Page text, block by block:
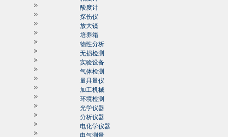
酸度计
探伤仪
放大镜
培养箱
物性分析
无损检测
实验设备
气体检测
量具量仪
加工机械
环境检测
光学仪器
分析仪器
电化学仪器
电气测量